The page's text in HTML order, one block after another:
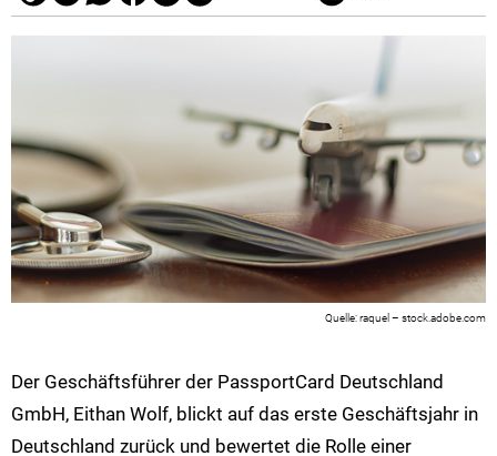
raquel – stock.adobe.com
Der Geschäftsführer der PassportCard Deutschland
GmbH, Eithan Wolf, blickt auf das erste Geschäftsjahr in
Deutschland zurück und bewertet die Rolle einer